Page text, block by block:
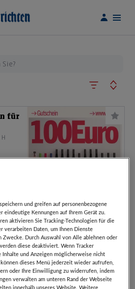
für
€ 112,00 Artikel beendet
und greifen auf personenbezogene
eindeutige Kennungen auf Ihrem Gerät zu.
aktivieren Sie Tracking-Technologien für die
verarbeiten Daten, um Ihnen Dienste
Zwecke. Durch Auswahl von Alle ablehnen oder
diese deaktiviert. Wenn Tracker
Inhalte und Anzeigen möglicherweise nicht
dieses Menü jederzeit wieder aufrufen,
oder Ihre Einwilligung zu widerrufen, indem
verwalten am unteren Rand der Webseite